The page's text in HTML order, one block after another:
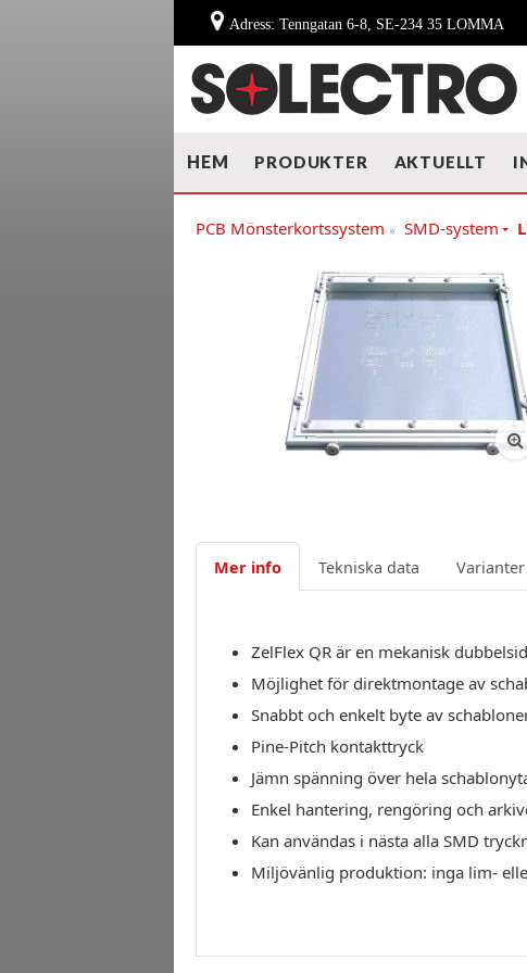
Adress: Tenngatan 6-8, SE-234 35 LOMMA
HEM PRODUKTER AKTUELLT
PCB Mönsterkortssystem » SMD-system
Mer info Tekniska data
ZelFlex QR är en mekanisk
Möjlighet för direktmontage av
Snabbt och enkelt byte av
Pine-Pitch kontakttryck
Jämn spänning över hela
Enkel hantering, rengöring och
Kan användas i nästa alla SMD
Miljövänlig produktion: inga lim-